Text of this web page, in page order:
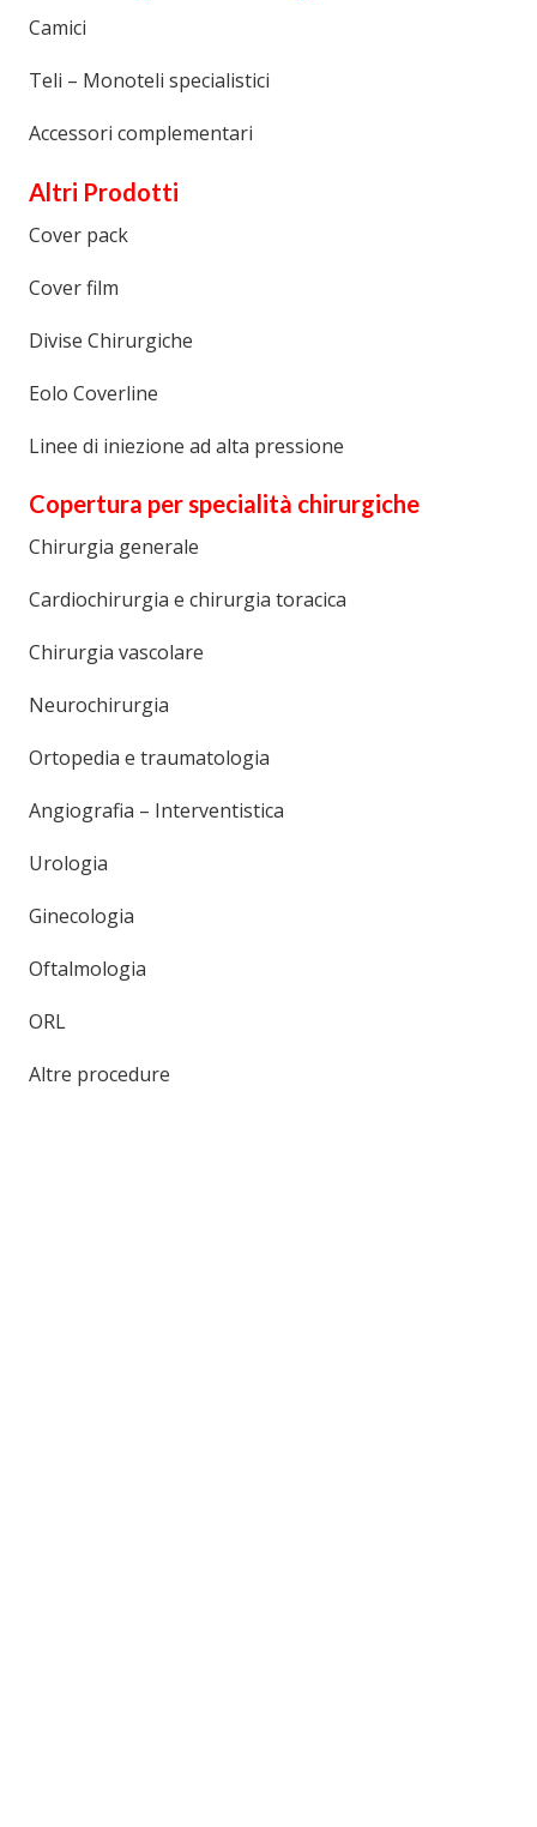
Camici
Teli – Monoteli specialistici
Accessori complementari
Altri Prodotti
Cover pack
Cover film
Divise Chirurgiche
Eolo Coverline
Linee di iniezione ad alta pressione
Copertura per specialità chirurgiche
Chirurgia generale
Cardiochirurgia e chirurgia toracica
Chirurgia vascolare
Neurochirurgia
Ortopedia e traumatologia
Angiografia – Interventistica
Urologia
Ginecologia
Oftalmologia
ORL
Altre procedure